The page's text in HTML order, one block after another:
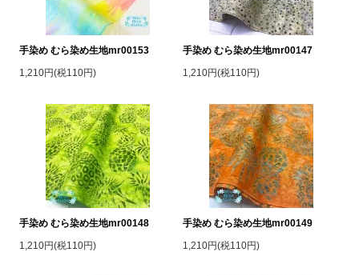
手染め むら染め生地mr00153
1,210円(税110円)
手染め むら染め生地mr00147
1,210円(税110円)
手染め むら染め生地mr00148
1,210円(税110円)
手染め むら染め生地mr00149
1,210円(税110円)